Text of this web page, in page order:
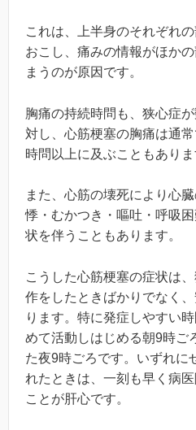
これは、上半身のそれぞれ
おこし、痛みの情報がほか
まうのが原因です。
胸痛の持続時問も、狭心症
対し、心筋梗塞の胸痛は通
時問以上に及ぶこともありま
また、心筋の壊死により心
悸・むかつき・嘔吐・呼吸
状を伴うこともあります。
こうした心筋梗塞の症状は
作をしたときばかりでなく
ります。特に発症しやすい
めて活動しはじめる朝9時ご
た夜9時ごろです。いずれに
れたときは、一刻も早く病
ことが肝心です。